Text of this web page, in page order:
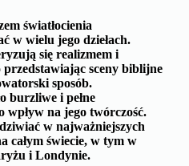
światłocienia
w wielu jego dziełach.
się realizmem i
przedstawiając sceny biblijne
sposób.
burzliwe i pełne
wpływ na jego twórczość.
w najważniejszych
całym świecie, w tym w
i Londynie.